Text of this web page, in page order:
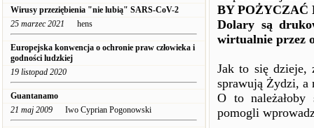
Wirusy przeziębienia "nie lubią" SARS-CoV-2
25 marzec 2021 hens
Europejska konwencja o ochronie praw człowieka i
godności ludzkiej
19 listopad 2020
Guantanamo
21 maj 2009 Iwo Cyprian Pogonowski
BY POŻYCZAĆ
Dolary są
wirtualnie przez
Jak to się dzieje,
sprawują Żydzi, a
O to należałoby
pomogli